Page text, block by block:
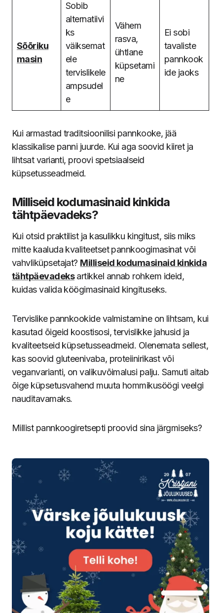
Sõõriku
masin
Sobib
alternatiivi
ks
väiksemat
ele
tervislikele
ampsudel
e
Vähem
rasva,
ühtlane
küpsetami
ne
Ei sobi
tavaliste
pannkook
ide jaoks
Kui armastad traditsioonilisi pannkooke, jää
klassikalise panni juurde. Kui aga soovid kiiret ja
lihtsat varianti, proovi spetsiaalseid
küpsetusseadmeid.
Milliseid kodumasinaid kinkida
tähtpäevadeks?
Kui otsid praktilist ja kasulikku kingitust, siis miks
mitte kaaluda kvaliteetset pannkoogimasinat või
vahvliküpsetajat? Milliseid kodumasinaid kinkida
tähtpäevadeksartikkel annab rohkem ideid,
kuidas valida köögimasinaid kingituseks.
Tervislike pannkookide valmistamine on lihtsam, kui
kasutad õigeid koostisosi, tervislikke jahusid ja
kvaliteetseid küpsetusseadmeid. Olenemata sellest,
kas soovid gluteenivaba, proteiinirikast või
veganvarianti, on valikuvõimalusi palju. Samuti aitab
õige küpsetusvahend muuta hommikusöögi veelgi
nauditavamaks.
Millist pannkoogiretsepti proovid sina järgmiseks?